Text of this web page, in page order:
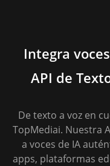
Norwegian
Integra
API de
De texto a voz en
TopMediai. Nuestra
a voces de IA
apps, plataformas